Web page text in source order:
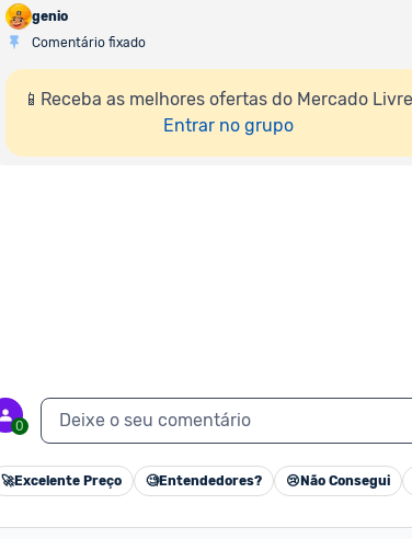
genio
Comentário fixado
📱Receba as melhores ofertas do Mercado
Entrar no grupo
0 Deixe o seu comentário
🚀Excelente Preço 🧐Entendedores? 😢 Não Consegui